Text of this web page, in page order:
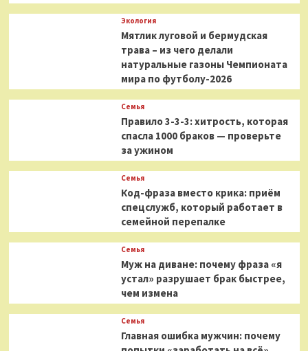
Экология
Мятлик луговой и бермудская
трава – из чего делали
натуральные газоны Чемпионата
мира по футболу-2026
Семья
Правило 3-3-3: хитрость, которая
спасла 1000 браков — проверьте
за ужином
Семья
Код-фраза вместо крика: приём
спецслужб, который работает в
семейной перепалке
Семья
Муж на диване: почему фраза «я
устал» разрушает брак быстрее,
чем измена
Семья
Главная ошибка мужчин: почему